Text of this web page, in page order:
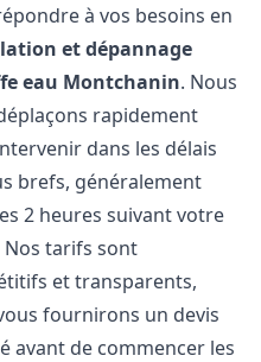
à vos besoins en
et dépannage
eau Montchanin. Nous
rapidement
dans les délais
brefs, généralement
2 heures suivant votre
Nos tarifs sont
et transparents,
fournirons un devis
avant de commencer les